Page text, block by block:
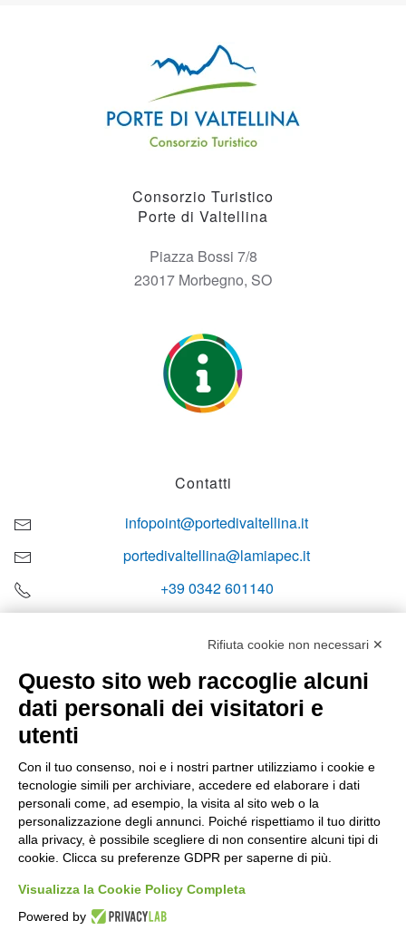
Consorzio Turistico
Porte di Valtellina
Piazza Bossi 7/8
23017 Morbegno, SO
Contatti
infopoint@portedivaltellina.it
portedivaltellina@lamiapec.it
+39 0342 601140
Orari di apertura
Sabato
08:00 – 12:10
Domenica e festivi
CHIUSO
Rifiuta cookie non necessari ✕
Questo sito web raccoglie alcuni
dati personali dei visitatori e
utenti
Con il tuo consenso, noi e i nostri partner utilizziamo i cookie e
tecnologie simili per archiviare, accedere ed elaborare i dati
personali come, ad esempio, la visita al sito web o la
personalizzazione degli annunci. Poiché rispettiamo il tuo diritto
alla privacy, è possibile scegliere di non consentire alcuni tipi di
cookie. Clicca su preferenze GDPR per saperne di più.
Visualizza la Cookie Policy Completa
Powered by